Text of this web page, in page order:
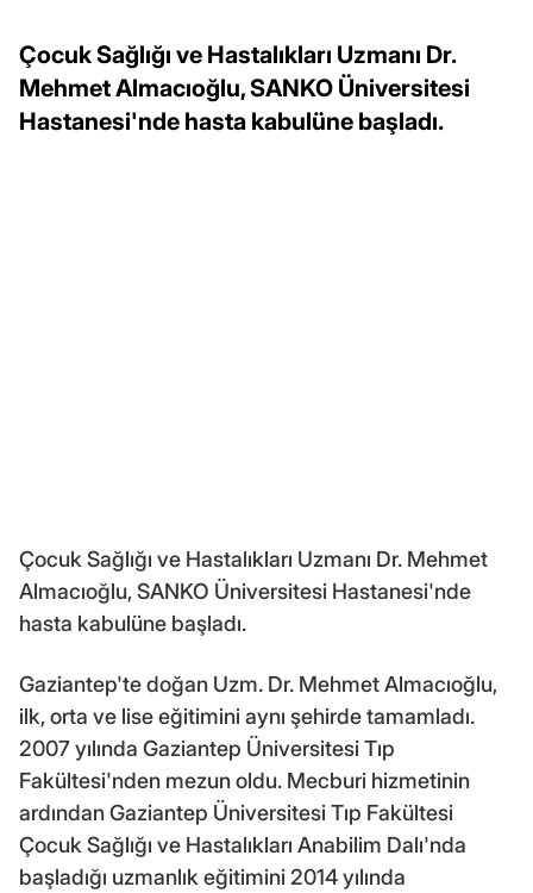
Çocuk Sağlığı ve Hastalıkları Uzmanı Dr.
Mehmet Almacıoğlu, SANKO Üniversitesi
Hastanesi'nde hasta kabulüne başladı.
Çocuk Sağlığı ve Hastalıkları Uzmanı Dr. Mehmet
Almacıoğlu, SANKO Üniversitesi Hastanesi'nde
hasta kabulüne başladı.
Gaziantep'te doğan Uzm. Dr. Mehmet Almacıoğlu,
ilk, orta ve lise eğitimini aynı şehirde tamamladı.
2007 yılında Gaziantep Üniversitesi Tıp
Fakültesi'nden mezun oldu. Mecburi hizmetinin
ardından Gaziantep Üniversitesi Tıp Fakültesi
Çocuk Sağlığı ve Hastalıkları Anabilim Dalı'nda
başladığı uzmanlık eğitimini 2014 yılında